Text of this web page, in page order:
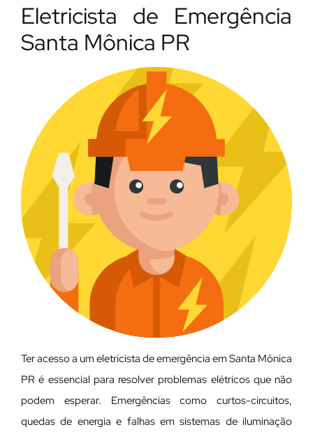
Eletricista de Emergência
Santa Mônica PR
Ter acesso a um eletricista de emergência em Santa Mônica
PR é essencial para resolver problemas elétricos que não
podem esperar. Emergências como curtos-circuitos,
quedas de energia e falhas em sistemas de iluminação